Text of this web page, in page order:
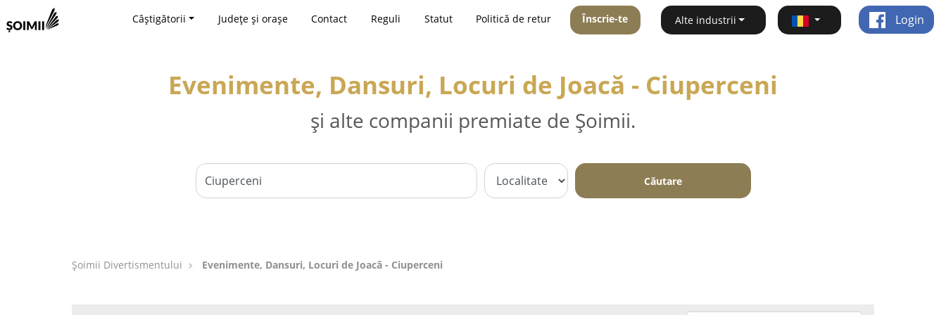
Câștigătorii Județe și orașe Contact Reguli Statut Politică de retur Înscrie-te Alte industrii Login
Evenimente, Dansuri, Locuri de Joacă - Ciuperceni
și alte companii premiate de Șoimii.
Căutare
Şoimii Divertismentului Evenimente, Dansuri, Locuri de Joacă - Ciuperceni